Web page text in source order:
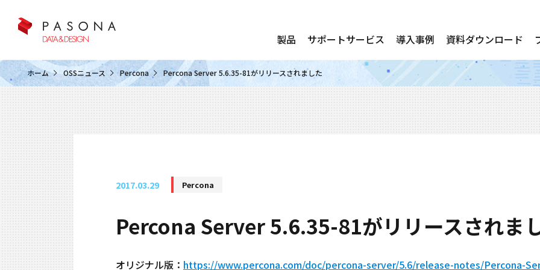
製品 サポートサービス 導入事例 資料ダウンロード
ホーム OSSニュース Percona Percona Server 5.6.35-81がリリースされました
2017.03.29 Percona
Percona Server 5.6.35-81がリリースされま
オリジナル版： https://www.percona.com/doc/percona-server/5.6/release-notes/Percona-